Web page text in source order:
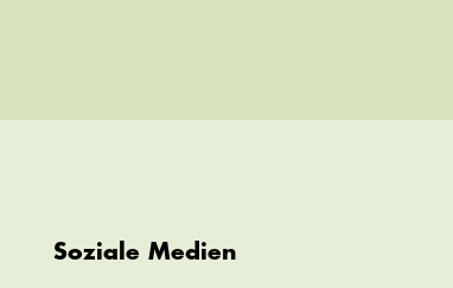
Soziale Medien